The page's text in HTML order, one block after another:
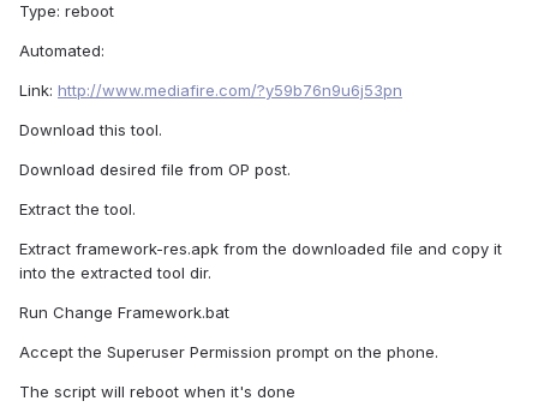
Type: reboot
Automated:
Link: http://www.mediafire.com/?y59b76n9u6j53pn
Download this tool.
Download desired file from OP post.
Extract the tool.
Extract framework-res.apk from the downloaded file and copy it
into the extracted tool dir.
Run Change Framework.bat
Accept the Superuser Permission prompt on the phone.
The script will reboot when it's done